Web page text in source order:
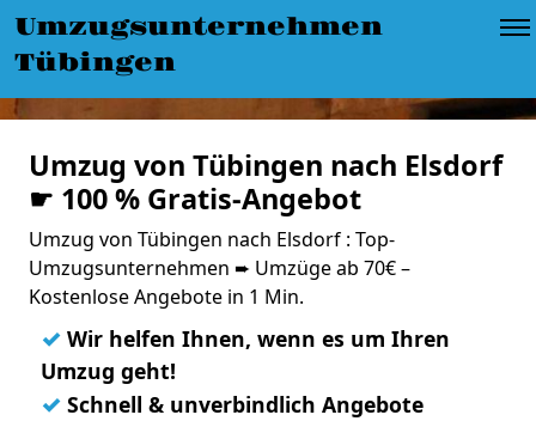
Umzugsunternehmen
Tübingen
Umzug von Tübingen nach Elsdorf
☛ 100 % Gratis-Angebot
Umzug von Tübingen nach Elsdorf : Top-
Umzugsunternehmen ➨ Umzüge ab 70€ –
Kostenlose Angebote in 1 Min.
✓ Wir helfen Ihnen, wenn es um Ihren
Umzug geht!
✓ Schnell & unverbindlich Angebote